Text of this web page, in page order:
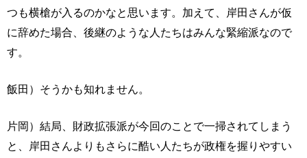
つも横槍が入るのかなと思います。加えて、岸田さんが仮
に辞めた場合、後継のような人たちはみんな緊縮派なので
す。
飯田）そうかも知れません。
片岡）結局、財政拡張派が今回のことで一掃されてしまう
と、岸田さんよりもさらに酷い人たちが政権を握りやすい